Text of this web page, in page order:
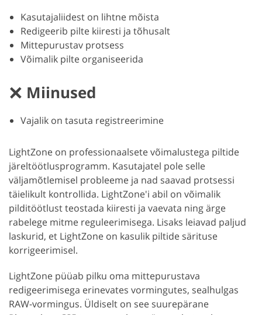
Kasutajaliidest on lihtne mõista
Redigeerib pilte kiiresti ja tõhusalt
Mittepurustav protsess
Võimalik pilte organiseerida
Miinused
Vajalik on tasuta registreerimine
LightZone on professionaalsete võimalustega piltide
järeltöötlusprogramm. Kasutajatel pole selle
väljamõtlemisel probleeme ja nad saavad protsessi
täielikult kontrollida. LightZone'i abil on võimalik
pilditöötlust teostada kiiresti ja vaevata ning ärge
rabelege mitme reguleerimisega. Lisaks leiavad paljud
laskurid, et LightZone on kasulik piltide särituse
korrigeerimisel.
LightZone püüab pilku oma mittepurustava
redigeerimisega erinevates vormingutes, sealhulgas
RAW-vormingus. Üldiselt on see suurepärane